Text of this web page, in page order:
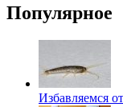
Популярное
Избавляемся